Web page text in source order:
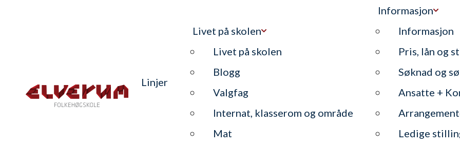
Linjer
Livet på skolen
Livet på skolen
Blogg
Valgfag
Internat, klasserom og område
Mat
Informasjon
Informasjon
Pris, lån og
Søknad og
Ansatte +
Ledige